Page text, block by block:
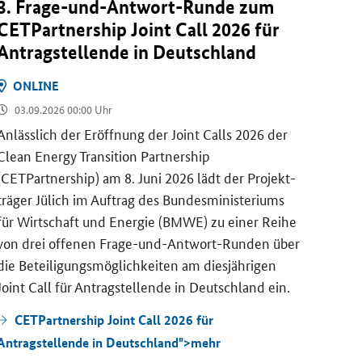
26.07.2026
HO­RI­ZONT EU­RO­
PA, MIS­SIO­NEN, STÄD­TE
star­tet
23.07.2026
Women TechEU
Frage-​und-Antwort-Runde zum
Joint Call 2026 für
in Deutsch­land
ON­LINE
03.09.2026 00:00 Uhr
der Er­öff­nung der Joint Calls 2026 der
Energy Transition Partnership
am 8. Juni 2026 lädt der Pro­jekt­
Jü­lich im Auf­trag des Bun­des­mi­nis­te­ri­ums
Wirt­schaft und En­er­gie (BMWE) zu einer Reihe
drei of­fe­nen Frage-​und-Antwort-Runden über
Be­tei­li­gungs­mög­lich­kei­ten am dies­jäh­ri­gen
Call für An­trag­stel­len­de in Deutsch­land ein.
CETPartnership Joint Call 2026 für
in Deutschland">mehr